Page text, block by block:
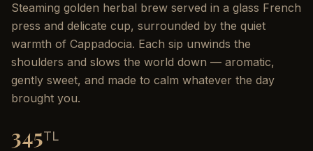
Steaming golden herbal brew served in a glass French
press and delicate cup, surrounded by the quiet
warmth of Cappadocia. Each sip unwinds the
shoulders and slows the world down — aromatic,
gently sweet, and made to calm whatever the day
brought you.
345TL